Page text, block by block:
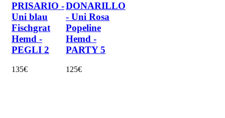
PRISARIO -
Uni blau
Fischgrat
Hemd -
PEGLI 2
135€
DONARILLO
- Uni Rosa
Popeline
Hemd -
PARTY 5
125€